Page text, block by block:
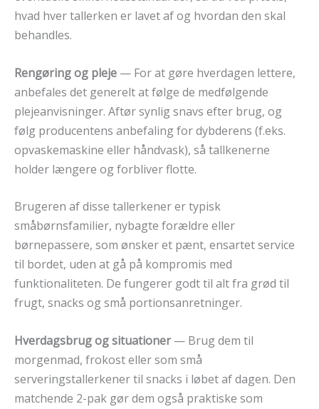
hvad hver tallerken er lavet af og hvordan den skal
behandles.
Rengøring og pleje — For at gøre hverdagen lettere,
anbefales det generelt at følge de medfølgende
plejeanvisninger. Aftør synlig snavs efter brug, og
følg producentens anbefaling for dybderens (f.eks.
opvaskemaskine eller håndvask), så tallkenerne
holder længere og forbliver flotte.
Brugeren af disse tallerkener er typisk
småbørnsfamilier, nybagte forældre eller
børnepassere, som ønsker et pænt, ensartet service
til bordet, uden at gå på kompromis med
funktionaliteten. De fungerer godt til alt fra grød til
frugt, snacks og små portionsanretninger.
Hverdagsbrug og situationer— Brug dem til
morgenmad, frokost eller som små
serveringstallerkener til snacks i løbet af dagen. Den
matchende 2-pak gør dem også praktiske som